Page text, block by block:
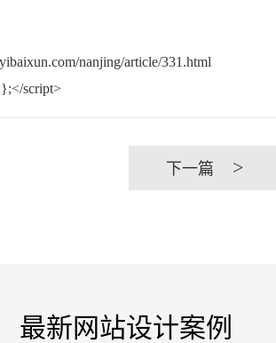
nanjing/article/331.html
script>
下一篇 >
最新网站设计案例